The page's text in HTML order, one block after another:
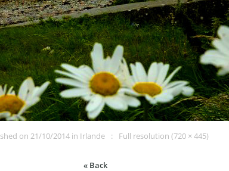
on 21/10/2014 in Irlande Full resolution (720 × 445)
« Back